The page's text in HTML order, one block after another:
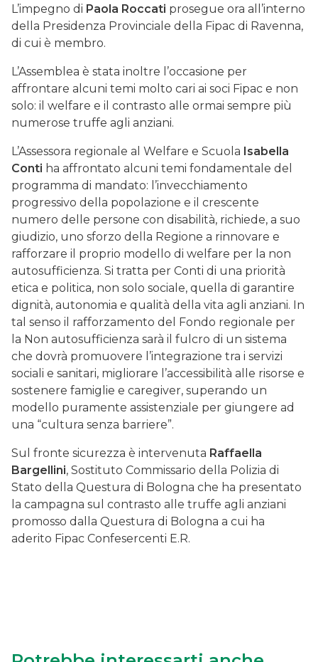
L’impegno di Paola Roccati prosegue ora all’interno
della Presidenza Provinciale della Fipac di Ravenna,
di cui è membro.
L’Assemblea è stata inoltre l’occasione per
affrontare alcuni temi molto cari ai soci Fipac e non
solo: il welfare e il contrasto alle ormai sempre più
numerose truffe agli anziani.
L’Assessora regionale al Welfare e Scuola Isabella
Conti ha affrontato alcuni temi fondamentale del
programma di mandato: l’invecchiamento
progressivo della popolazione e il crescente
numero delle persone con disabilità, richiede, a suo
giudizio, uno sforzo della Regione a rinnovare e
rafforzare il proprio modello di welfare per la non
autosufficienza. Si tratta per Conti di una priorità
etica e politica, non solo sociale, quella di garantire
dignità, autonomia e qualità della vita agli anziani. In
tal senso il rafforzamento del Fondo regionale per
la Non autosufficienza sarà il fulcro di un sistema
che dovrà promuovere l’integrazione tra i servizi
sociali e sanitari, migliorare l’accessibilità alle risorse e
sostenere famiglie e caregiver, superando un
modello puramente assistenziale per giungere ad
una “cultura senza barriere”.
Sul fronte sicurezza è intervenuta Raffaella
Bargellini, Sostituto Commissario della Polizia di
Stato della Questura di Bologna che ha presentato
la campagna sul contrasto alle truffe agli anziani
promosso dalla Questura di Bologna a cui ha
aderito Fipac Confesercenti E.R.